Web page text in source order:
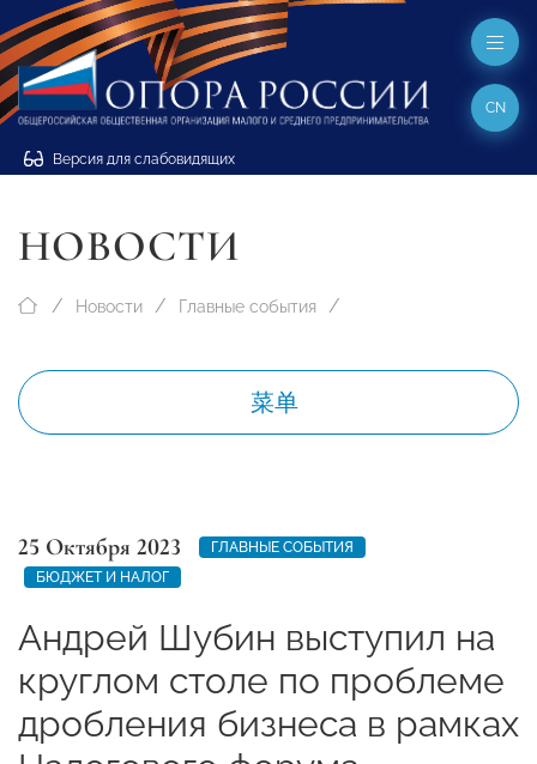
Версия для слабовидящих
CN
НОВОСТИ
Новости Главные события
菜单
25 Октября 2023
ГЛАВНЫЕ СОБЫТИЯ
БЮДЖЕТ И НАЛОГ
Андрей Шубин выступил на
круглом столе по проблеме
дробления бизнеса в рамках